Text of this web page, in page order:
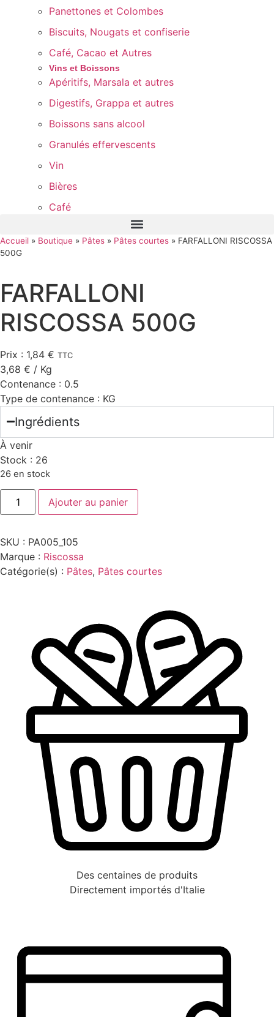
Panettones et Colombes
Biscuits, Nougats et confiserie
Café, Cacao et Autres
Vins et Boissons
Apéritifs, Marsala et autres
Digestifs, Grappa et autres
Boissons sans alcool
Granulés effervescents
Vin
Bières
Café
Accueil » Boutique » Pâtes » Pâtes courtes » FARFALLONI RISCOSSA
500G
FARFALLONI
RISCOSSA 500G
Prix : 1,84 € TTC
3,68 € / Kg
Contenance : 0.5
Type de contenance : KG
Ingrédients
À venir
Stock : 26
26 en stock
quantité
FARFALLONI
Ajouter au panier
SKU : PA005_105
Marque : Riscossa
Catégorie(s) : Pâtes, Pâtes courtes
Des centaines de produits
Directement importés d'Italie